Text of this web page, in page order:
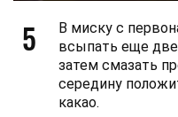
5
В миску с
всыпать еще
затем смазать
середину
какао.